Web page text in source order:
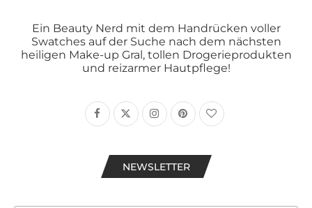
Ein Beauty Nerd mit dem Handrücken voller
Swatches auf der Suche nach dem nächsten
heiligen Make-up Gral, tollen Drogerieprodukten
und reizarmer Hautpflege!
NEWSLETTER